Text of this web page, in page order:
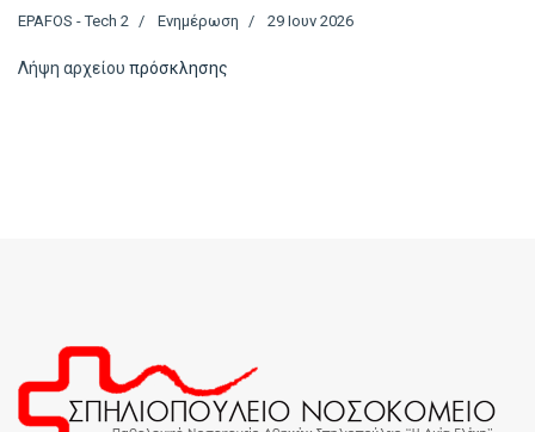
EPAFOS - Tech 2 Ενημέρωση 29 Ιουν 2026
Λήψη αρχείου πρόσκλησης